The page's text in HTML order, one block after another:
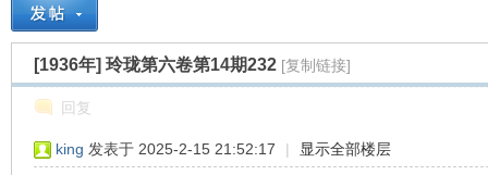
» › › ›
[1936年] 玲珑第六卷第14期232 [复制链接]
回复
king 发表于 2025-2-15 21:52:17 | 显示全部楼层